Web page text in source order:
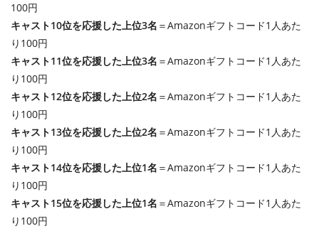
100円
キャスト10位を応援した上位3名 ＝Amazonギフトコード1人あた
り100円
キャスト11位を応援した上位3名 ＝Amazonギフトコード1人あた
り100円
キャスト12位を応援した上位2名 ＝Amazonギフトコード1人あた
り100円
キャスト13位を応援した上位2名 ＝Amazonギフトコード1人あた
り100円
キャスト14位を応援した上位1名 ＝Amazonギフトコード1人あた
り100円
キャスト15位を応援した上位1名 ＝Amazonギフトコード1人あた
り100円